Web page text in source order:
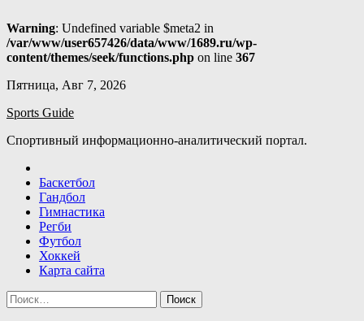
Warning: Undefined variable $meta2 in
/var/www/user657426/data/www/1689.ru/wp-
content/themes/seek/functions.php on line 367
Skip
content
Пятница, Авг 7, 2026
Sports Guide
Спортивный информационно-аналитический портал.
Баскетбол
Гандбол
Гимнастика
Регби
Футбол
Хоккей
Карта сайта
Найти: